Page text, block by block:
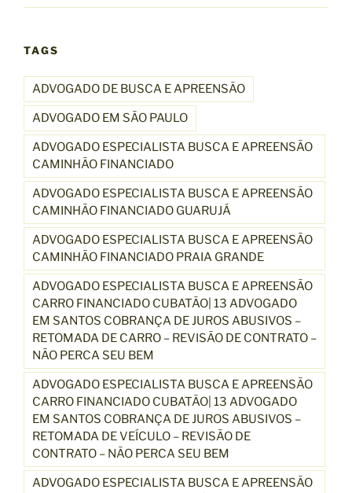
TAGS
ADVOGADO DE BUSCA E APREENSÃO
ADVOGADO EM SÃO PAULO
ADVOGADO ESPECIALISTA BUSCA E APREENSÃO
CAMINHÃO FINANCIADO
ADVOGADO ESPECIALISTA BUSCA E APREENSÃO
CAMINHÃO FINANCIADO GUARUJÁ
ADVOGADO ESPECIALISTA BUSCA E APREENSÃO
CAMINHÃO FINANCIADO PRAIA GRANDE
ADVOGADO ESPECIALISTA BUSCA E APREENSÃO
CARRO FINANCIADO CUBATÃO| 13 ADVOGADO
EM SANTOS COBRANÇA DE JUROS ABUSIVOS –
RETOMADA DE CARRO – REVISÃO DE CONTRATO –
NÃO PERCA SEU BEM
ADVOGADO ESPECIALISTA BUSCA E APREENSÃO
CARRO FINANCIADO CUBATÃO| 13 ADVOGADO
EM SANTOS COBRANÇA DE JUROS ABUSIVOS –
RETOMADA DE VEÍCULO – REVISÃO DE
CONTRATO – NÃO PERCA SEU BEM
ADVOGADO ESPECIALISTA BUSCA E APREENSÃO